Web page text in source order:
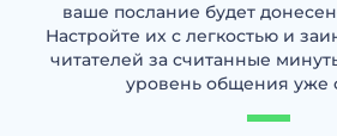
ваше послание будет
Настройте их с легкостью и
читателей за считанные
уровень общения уже